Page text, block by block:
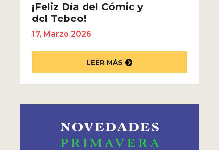
¡Feliz Día del Cómic y
del Tebeo!
17, Marzo 2026
LEER MÁS